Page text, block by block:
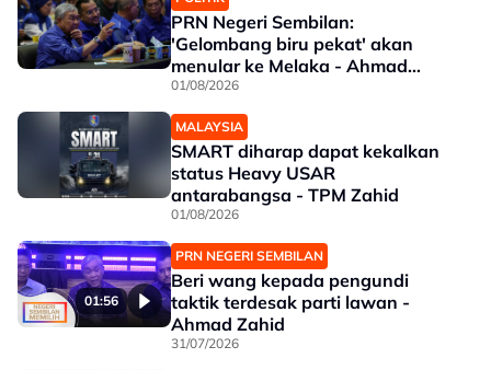
PRN Negeri Sembilan:
'Gelombang biru pekat' akan
menular ke Melaka - Ahmad
Zahid
01/08/2026
MALAYSIA
SMART diharap dapat kekalkan
status Heavy USAR
antarabangsa - TPM Zahid
01/08/2026
01:56
PRN NEGERI SEMBILAN
Beri wang kepada pengundi
taktik terdesak parti lawan -
Ahmad Zahid
31/07/2026